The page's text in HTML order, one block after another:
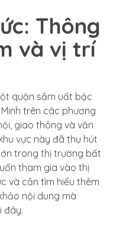
Thông
và vị trí
quận sầm uất bậc
trên các phương
giao thông và văn
vực này đã thu hút
trong thị trường bất
tham gia vào thị
và cần tìm hiểu thêm
nội dung mà
đây.